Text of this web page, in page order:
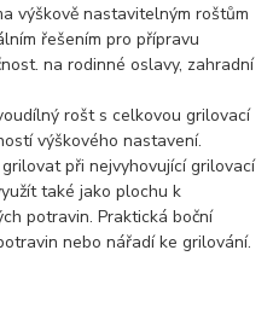
výškově nastavitelným roštům
řešením pro přípravu
na rodinné oslavy, zahradní
rošt s celkovou grilovací
výškového nastavení.
při nejvyhovující grilovací
také jako plochu k
potravin. Praktická boční
nebo nářadí ke grilování.